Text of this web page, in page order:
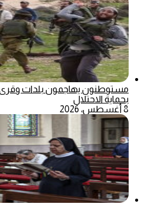
مستوطنون يهاجمون بلدات وقرى
بحماية الاحتلال
8 أغسطس، 2026